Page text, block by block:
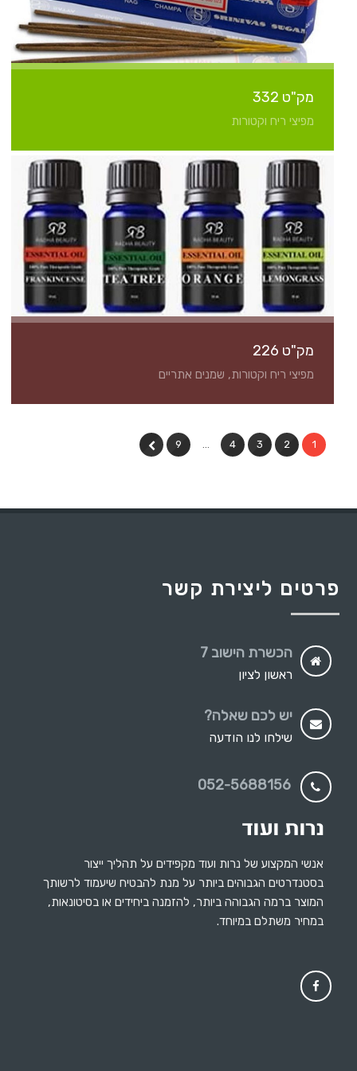
מק"ט 332
מפיצי ריח וקטורות
מק"ט 226
מפיצי ריח וקטורות, שמנים אתריים
1
2
3
4
…
9
אנשי המקצוע של נרות ועוד מקפידים על תהליך ייצור
בסטנדרטים הגבוהים ביותר על מנת להבטיח שיעמוד לרשותך
המוצר ברמה הגבוהה ביותר, להזמנה ביחידים או בסיטונאות,
במחיר משתלם במיוחד.
פרטים ליצירת קשר
הכשרת הישוב 7
ראשון לציון
יש לכם שאלה?
שילחו לנו הודעה
052-5688156